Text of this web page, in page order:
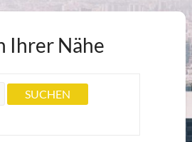
Ihrer Nähe